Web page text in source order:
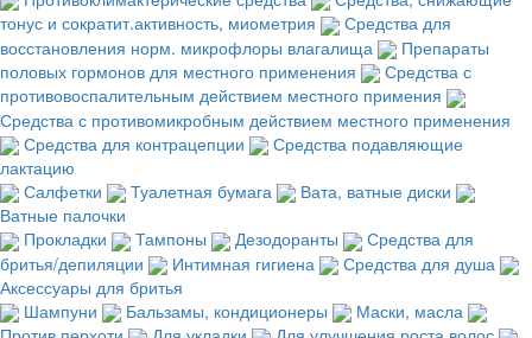
тонус и сократит.активность, миометрия
Средства для
восстановления норм. микрофлоры влагалища
Препараты
половых гормонов для местного применения
Средства с
противовоспалительным действием местного примения
Средства с противомикробным действием местного применения
Средства для контрацепции
Средства подавляющие
лактацию
Салфетки
Туалетная бумага
Вата, ватные диски
Ватные палочки
Прокладки
Тампоны Дезодоранты
Средства для
бритья/депиляции
Интимная гигиена
Средства для душа
Аксессуары для бритья
Шампуни
Бальзамы, кондиционеры
Маски, масла